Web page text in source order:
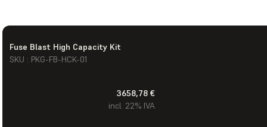
Fuse Blast High Capacity Kit
SKU : PKG-FB-HCK-01
3658,78 €
incl. 22% IVA